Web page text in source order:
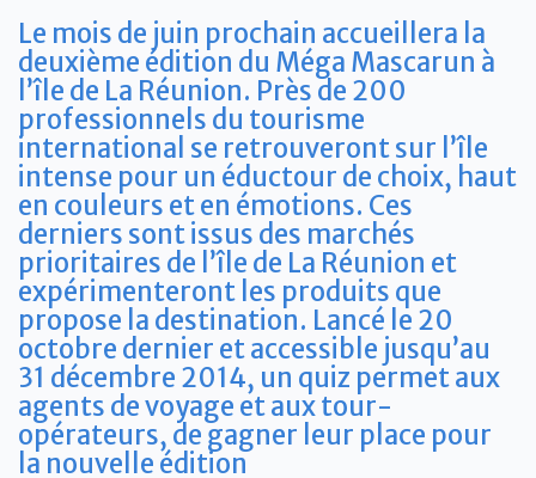
Le mois de juin prochain accueillera la
deuxième édition du Méga Mascarun à
l’île de La Réunion. Près de 200
professionnels du tourisme
international se retrouveront sur l’île
intense pour un éductour de choix, haut
en couleurs et en émotions. Ces
derniers sont issus des marchés
prioritaires de l’île de La Réunion et
expérimenteront les produits que
propose la destination. Lancé le 20
octobre dernier et accessible jusqu’au
31 décembre 2014, un quiz permet aux
agents de voyage et aux tour-
opérateurs, de gagner leur place pour
la nouvelle édition